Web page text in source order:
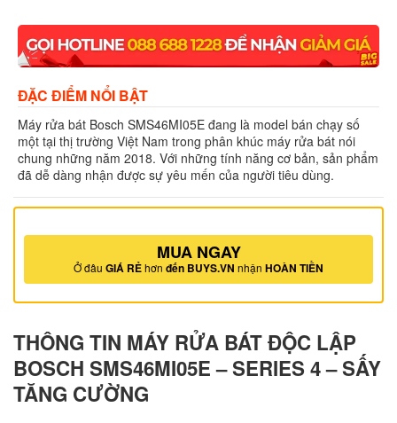
ĐẶC ĐIỂM NỔI BẬT
Máy rửa bát Bosch SMS46MI05E đang là model bán chạy số
một tại thị trường Việt Nam trong phân khúc máy rửa bát nói
chung những năm 2018. Với những tính năng cơ bản, sản phẩm
đã dễ dàng nhận được sự yêu mến của người tiêu dùng.
MUA NGAY
Ở đâu GIÁ RẺhơn đến BUYS.VN nhận HOÀN TIỀN
THÔNG TIN MÁY RỬA BÁT ĐỘC LẬP
BOSCH SMS46MI05E – SERIES 4 – SẤY
TĂNG CƯỜNG